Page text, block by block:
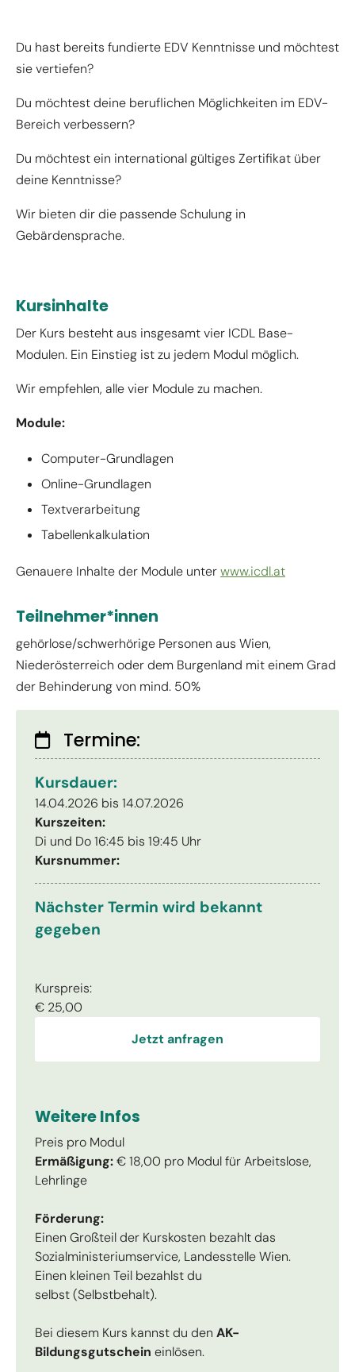
Du hast bereits fundierte EDV Kenntnisse und möchtest
sie vertiefen?
Du möchtest deine beruflichen Möglichkeiten im EDV-
Bereich verbessern?
Du möchtest ein international gültiges Zertifikat über
deine Kenntnisse?
Wir bieten dir die passende Schulung in
Gebärdensprache.
Kursinhalte
Der Kurs besteht aus insgesamt vier ICDL Base-
Modulen. Ein Einstieg ist zu jedem Modul möglich.
Wir empfehlen, alle vier Module zu machen.
Module:
Computer-Grundlagen
Online-Grundlagen
Textverarbeitung
Tabellenkalkulation
Genauere Inhalte der Module unterwww.icdl.at
Teilnehmer*innen
gehörlose/schwerhörige Personen aus Wien,
Niederösterreich oder dem Burgenland mit einem Grad
der Behinderung von mind. 50%
Termine:
Kursdauer:
14.04.2026 bis 14.07.2026
Kurszeiten:
Di und Do 16:45 bis 19:45 Uhr
Kursnummer:
Nächster Termin wird bekannt
gegeben
Kurspreis:
€ 25,00
Jetzt anfragen
Weitere Infos
Preis pro Modul
Ermäßigung:€ 18,00 pro Modul für Arbeitslose,
Lehrlinge
Förderung:
Einen Großteil der Kurskosten bezahlt das
Sozialministeriumservice, Landesstelle Wien.
Einen kleinen Teil bezahlst du
selbst (Selbstbehalt).
Bei diesem Kurs kannst du den AK-
Bildungsgutschein einlösen.